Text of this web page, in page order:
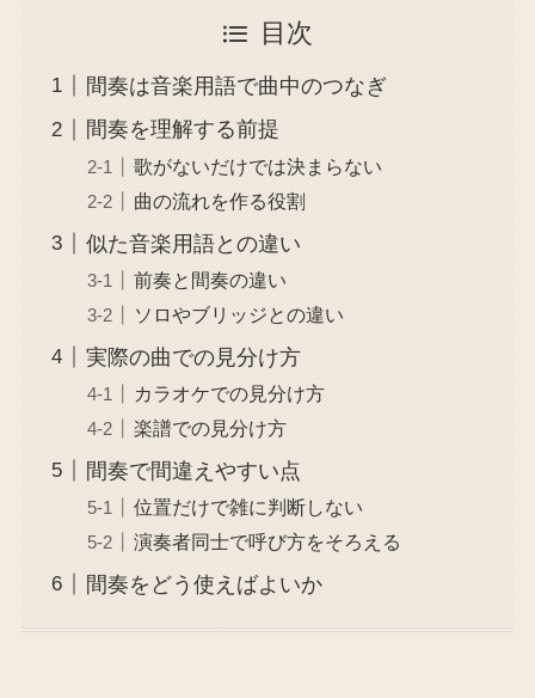
目次
間奏は音楽用語で曲中のつなぎ
間奏を理解する前提
歌がないだけでは決まらない
曲の流れを作る役割
似た音楽用語との違い
前奏と間奏の違い
ソロやブリッジとの違い
実際の曲での見分け方
カラオケでの見分け方
楽譜での見分け方
間奏で間違えやすい点
位置だけで雑に判断しない
演奏者同士で呼び方をそろえる
間奏をどう使えばよいか